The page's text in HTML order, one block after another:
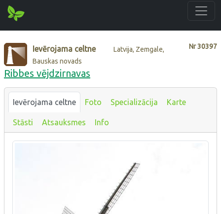
Nr30397
Ievērojama celtne
Latvija, Zemgale,
Bauskas novads
Ribbes vējdzirnavas
Ievērojama celtne Foto Specializācija Karte
Stāsti Atsauksmes Info